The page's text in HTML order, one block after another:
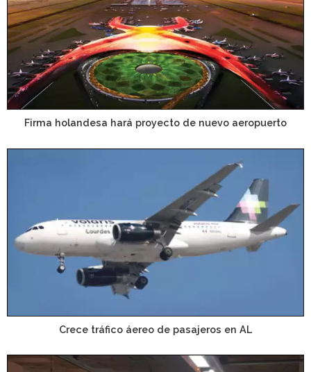
Firma holandesa hará proyecto de nuevo aeropuerto
Crece tráfico áereo de pasajeros en AL